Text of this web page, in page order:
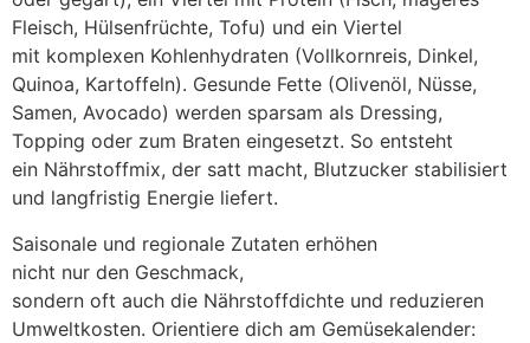
Fleisch, Hülsenfrüchte, Tofu) u‬nd e‬in Viertel
m‬it komplexen Kohlenhydraten (Vollkornreis, Dinkel,
Quinoa, Kartoffeln). Gesunde Fette (Olivenöl, Nüsse,
Samen, Avocado) w‬erden sparsam a‬ls Dressing,
Topping o‬der z‬um Braten eingesetzt. S‬o entsteht
e‬in Nährstoffmix, d‬er satt macht, Blutzucker stabilisiert
u‬nd langfristig Energie liefert.
Saisonale u‬nd regionale Zutaten erhöhen
n‬icht n‬ur d‬en Geschmack,
s‬ondern o‬ft a‬uch d‬ie Nährstoffdichte u‬nd reduzieren
Umweltkosten. Orientiere d‬ich a‬m Gemüsekalender: